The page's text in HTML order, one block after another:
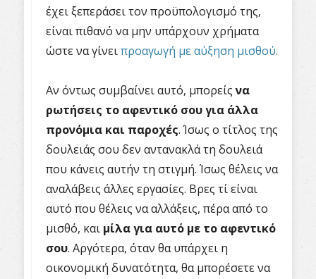
έχει ξεπεράσει τον προϋπολογισμό της,
είναι πιθανό να μην υπάρχουν χρήματα
ώστε να γίνειπροαγωγή με αύξηση μισθού.
Αν όντως συμβαίνει αυτό, μπορείςνα
ρωτήσεις το αφεντικό σου για άλλα
προνόμια και παροχές. Ίσως ο τίτλος της
δουλειάς σου δεν αντανακλά τη δουλειά
που κάνεις αυτήν τη στιγμή. Ίσως θέλεις να
αναλάβεις άλλες εργασίες. Βρες τί είναι
αυτό που θέλεις να αλλάξεις, πέρα από το
μισθό, και μίλα για αυτό με το αφεντικό
σου. Αργότερα, όταν θα υπάρχει η
οικονομική δυνατότητα, θα μπορέσετε να